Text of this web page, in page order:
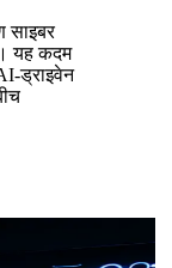
साइबर
यह कदम
ड्राइवेन